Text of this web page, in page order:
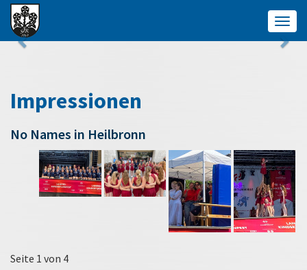
Impressionen
No Names in Heilbronn
Seite 1 von 4